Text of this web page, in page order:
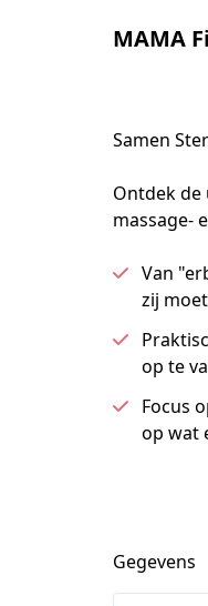
MAMA
Samen
Ontdek de
massage-
Van
zij
op te
Focus
op wat
Gegevens